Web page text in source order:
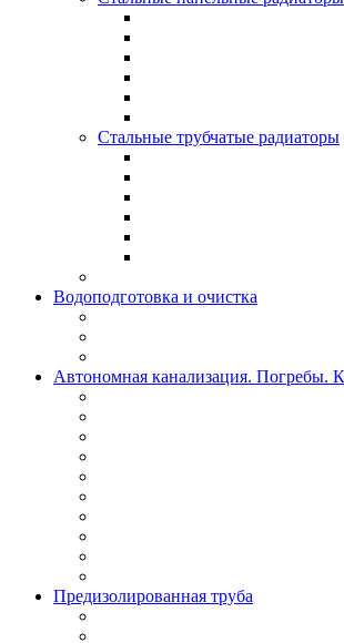
Стальные трубчатые радиаторы
Водоподготовка и очистка
Автономная канализация. Погребы.
Предизолированная труба